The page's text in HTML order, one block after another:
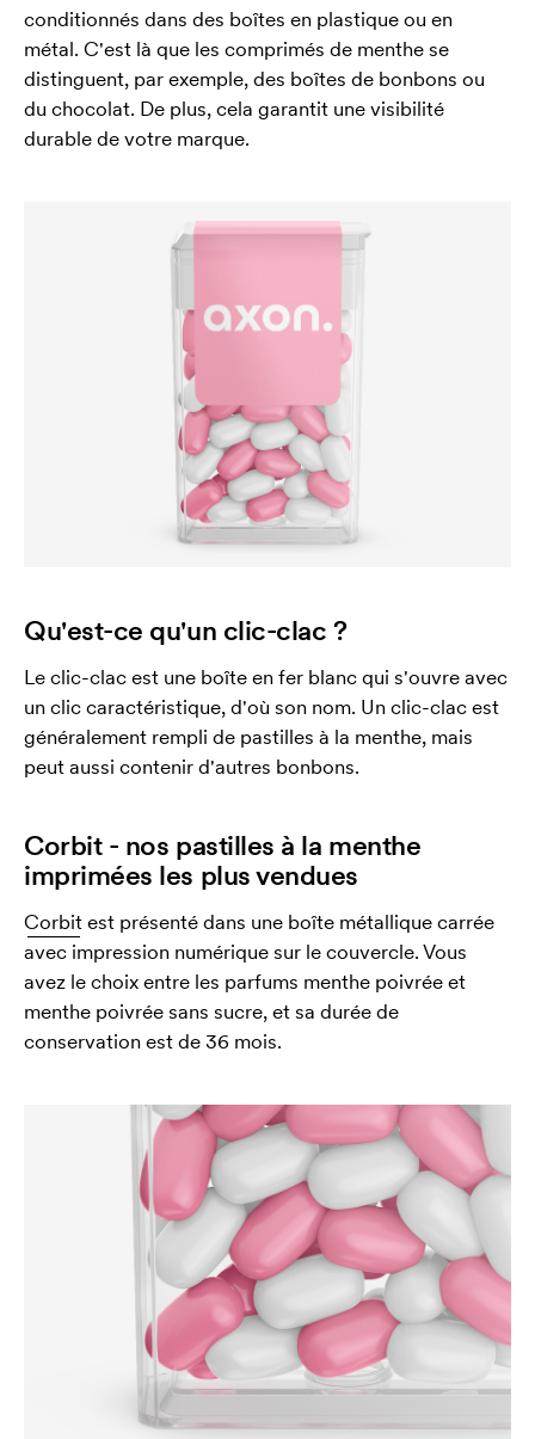
conditionnés dans des boîtes en plastique ou en
métal. C'est là que les comprimés de menthe se
distinguent, par exemple, des boîtes de bonbons ou
du chocolat. De plus, cela garantit une visibilité
durable de votre marque.
Qu'est-ce qu'un clic-clac ?
Le clic-clac est une boîte en fer blanc qui s'ouvre avec
un clic caractéristique, d'où son nom. Un clic-clac est
généralement rempli de pastilles à la menthe, mais
peut aussi contenir d'autres bonbons.
Corbit - nos pastilles à la menthe
imprimées les plus vendues
Corbitest présenté dans une boîte métallique carrée
avec impression numérique sur le couvercle. Vous
avez le choix entre les parfums menthe poivrée et
menthe poivrée sans sucre, et sa durée de
conservation est de 36 mois.